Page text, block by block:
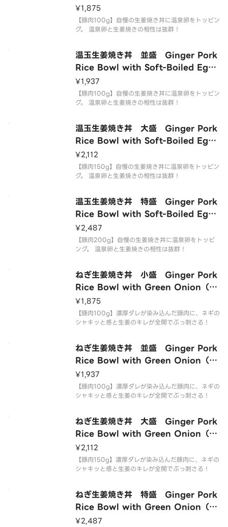
（small）
¥1,875
【豚肉100g】自慢の生姜焼き丼に温泉卵をトッピン
グ。 温泉卵と生姜焼きの相性は抜群！
温玉生姜焼き丼 並盛 Ginger Pork
Rice Bowl with Soft-Boiled Egg
（Regular）
¥1,937
【豚肉100g】自慢の生姜焼き丼に温泉卵をトッピン
グ。 温泉卵と生姜焼きの相性は抜群！
温玉生姜焼き丼 大盛 Ginger Pork
Rice Bowl with Soft-Boiled Egg
（Large）
¥2,112
【豚肉150g】自慢の生姜焼き丼に温泉卵をトッピン
グ。 温泉卵と生姜焼きの相性は抜群！
温玉生姜焼き丼 特盛 Ginger Pork
Rice Bowl with Soft-Boiled Egg
（Extra Large）
¥2,487
【豚肉200g】自慢の生姜焼き丼に温泉卵をトッピ
ング。 温泉卵と生姜焼きの相性は抜群！
ねぎ生姜焼き丼 小盛 Ginger Pork
Rice Bowl with Green Onion（s
mall）
¥1,875
【豚肉100g】濃厚ダレが染み込んだ豚肉に、ネギの
シャキッと感と生姜のキレが全開でぶっ刺さる！
ねぎ生姜焼き丼 並盛 Ginger Pork
Rice Bowl with Green Onion（R
egular）
¥1,937
【豚肉100g】濃厚ダレが染み込んだ豚肉に、ネギの
シャキッと感と生姜のキレが全開でぶっ刺さる！
ねぎ生姜焼き丼 大盛 Ginger Pork
Rice Bowl with Green Onion（L
arge）
¥2,112
【豚肉150g】濃厚ダレが染み込んだ豚肉に、ネギの
シャキッと感と生姜のキレが全開でぶっ刺さる！
ねぎ生姜焼き丼 特盛 Ginger Pork
Rice Bowl with Green Onion（Ex
tra Large）
¥2,487